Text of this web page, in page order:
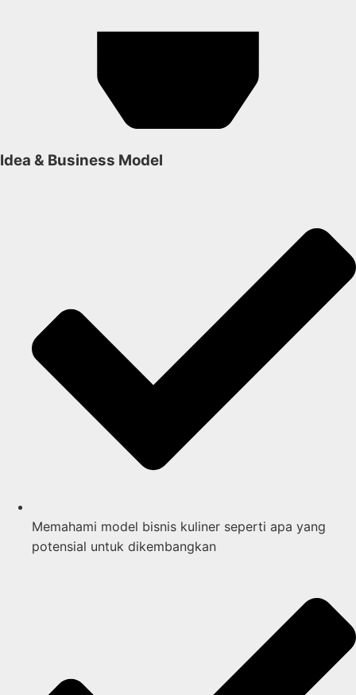
Idea & Business Model
Memahami model bisnis kuliner seperti apa yang
potensial untuk dikembangkan